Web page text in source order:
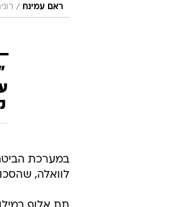
ראם עמינח /
במערכת
לוואלה,